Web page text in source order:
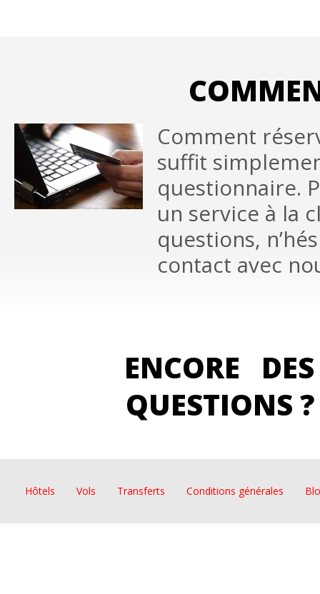
Comment
suffit
questionnaire.
un service à la
questions,
contact avec
ENCORE DES
QUESTIONS ?
Hôtels Vols Transferts Conditions générales